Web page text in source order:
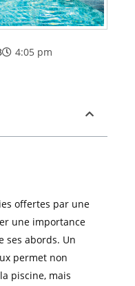
4:05 pm
offertes par une
une importance
ses abords. Un
permet non
piscine, mais